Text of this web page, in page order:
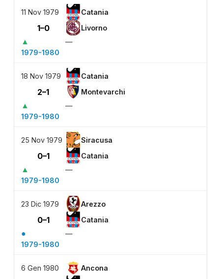
11 Nov 1979 Catania
1–0 Livorno
▲
—
1979-1980
18 Nov 1979 Catania
2–1 Montevarchi
▲
—
1979-1980
25 Nov 1979 Siracusa
0–1 Catania
▲
—
1979-1980
23 Dic 1979 Arezzo
0–1 Catania
●
—
1979-1980
6 Gen 1980 Ancona